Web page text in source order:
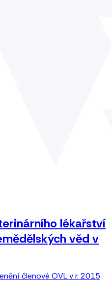
lékařství
věd v
členové OVL v r. 2015